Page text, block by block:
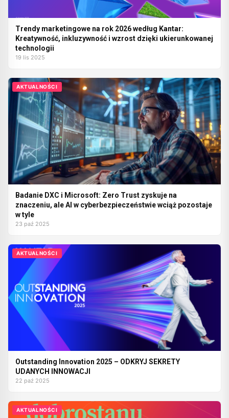
Trendy marketingowe na rok 2026 według Kantar:
Kreatywność, inkluzywność i wzrost dzięki ukierunkowanej
technologii
19 lis 2025
AKTUALNOŚCI
Badanie DXC i Microsoft: Zero Trust zyskuje na
znaczeniu, ale AI w cyberbezpieczeństwie wciąż pozostaje
w tyle
23 paź 2025
AKTUALNOŚCI
Outstanding Innovation 2025 – ODKRYJ SEKRETY
UDANYCH INNOWACJI
22 paź 2025
AKTUALNOŚCI